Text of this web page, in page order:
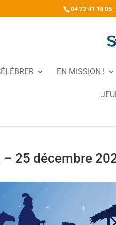
04 72 41 18 05
EN MISSION !
25 décembre